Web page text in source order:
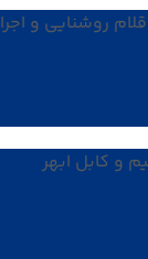
روشنایی و اجرا
و کابل ابهر